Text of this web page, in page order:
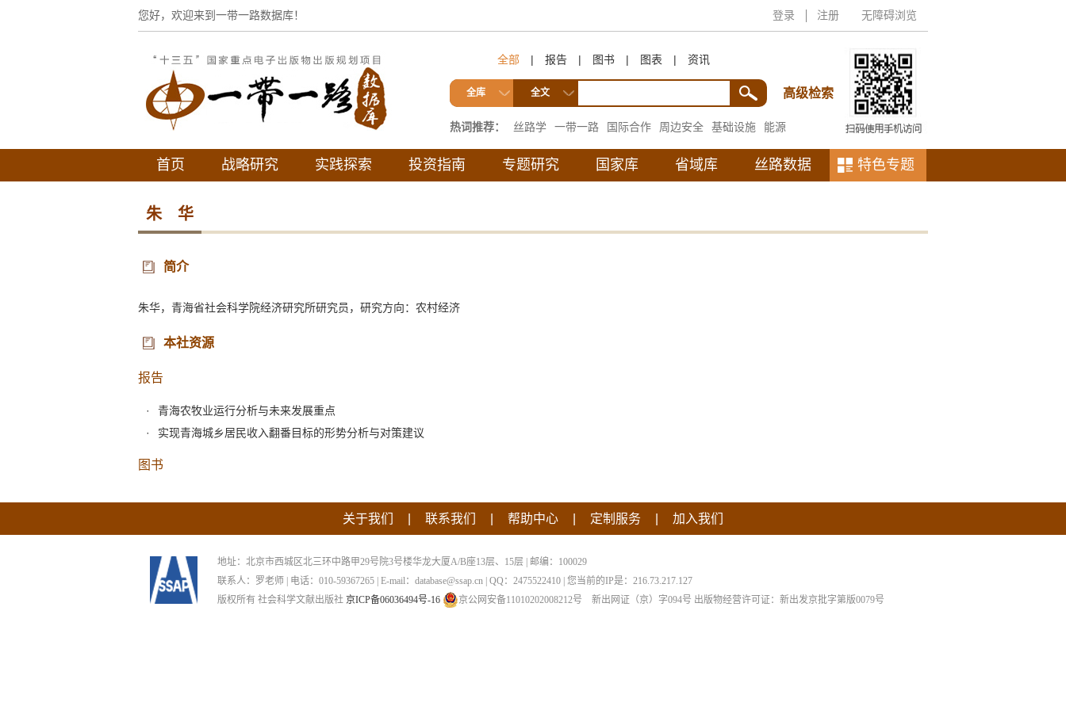
登录 注册 无障碍浏览
您好，欢迎来到一带一路数据库！
全部 | 报告 | 图书 | 图表 | 资讯
全库 全文 高级检索
热词推荐： 丝路学 一带一路 国际合作 周边安全 基础设施
能源
互联互通
首页 战略研究 实践探索 投资指南 专题研究 国家库 省域库 丝路数据 特色专题
朱 华
简介
朱华，青海省社会科学院经济研究所研究员，研究方向：农村经济
本社资源
报告
青海农牧业运行分析与未来发展重点
实现青海城乡居民收入翻番目标的形势分析与对策建议
图书
关于我们 联系我们 帮助中心 定制服务 加入我们
地址：北京市西城区北三环中路甲29号院3号楼华龙大厦A/B座13层、15层 | 邮编：100029
联系人：罗老师 | 电话：010-59367265 | E-mail：database@ssap.cn | QQ：2475522410 | 您当前的IP是： 216.73.217.127
版权所有 社会科学文献出版社 京ICP备06036494号-16 京公网安备11010202008212号 新出网证（京）字094号 出版物经营许可证：新出发京批字第版0079号